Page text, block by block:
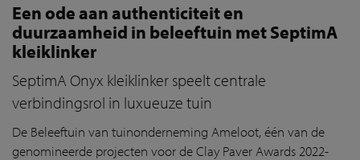
Een ode aan authenticiteit en
duurzaamheid in beleeftuin met SeptimA
kleiklinker
SeptimA Onyx kleiklinker speelt centrale
verbindingsrol in luxueuze tuin
De Beleeftuin van tuinonderneming Ameloot, één van de
genomineerde projecten voor de Clay Paver Awards 2022-